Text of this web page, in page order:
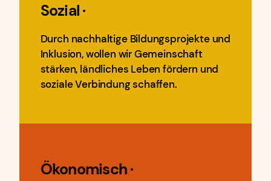
Sozial·
Durch nachhaltige Bildungsprojekte und
Inklusion, wollen wir Gemeinschaft
stärken, ländliches Leben fördern und
soziale Verbindung schaffen.
Ökonomisch·